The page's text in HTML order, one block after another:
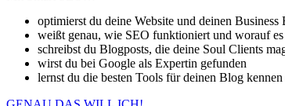
optimierst du deine Website und deinen
weißt genau, wie SEO funktioniert und worauf
schreibst du Blogposts, die deine Soul Clients
wirst du bei Google als Expertin gefunden
lernst du die besten Tools für deinen Blog